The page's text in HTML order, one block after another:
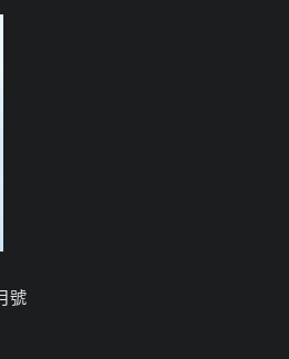
號